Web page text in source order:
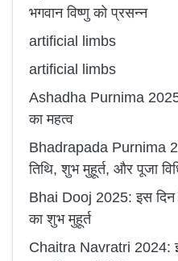
भगवान विष्णु को प्रसन्न
artificial limbs
artificial limbs
Ashadha Purnima 2025:
का महत्व
Bhadrapada Purnima
तिथि, शुभ मुहूर्त, और पूजा
Bhai Dooj 2025: इस दिन
का शुभ मुहूर्त
Chaitra Navratri 2024: